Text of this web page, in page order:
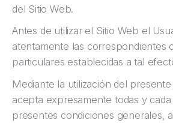
del Sitio Web.
Antes de utilizar el Sitio Web el
atentamente las correspondientes
particulares establecidas a tal
Mediante la utilización del
acepta expresamente todas y
presentes condiciones generales,